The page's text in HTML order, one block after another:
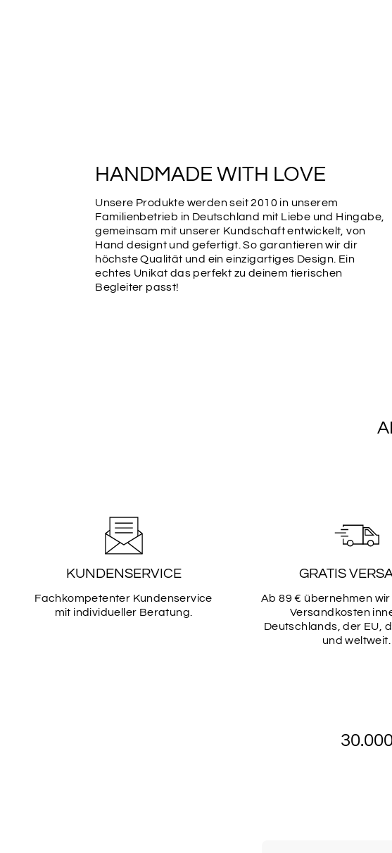
HANDMADE WITH LOVE
Unsere Produkte werden seit 2010 in unserem
Familienbetrieb in Deutschland mit Liebe und Hingabe,
gemeinsam mit unserer Kundschaft entwickelt, von
Hand designt und gefertigt. So garantieren wir dir
höchste Qualität und ein einzigartiges Design. Ein
echtes Unikat das perfekt zu deinem tierischen
Begleiter passt!
KUNDENSERVICE
Fachkompetenter Kundenservice
mit individueller Beratung.
GRATIS
Ab 89 € übernehmen
Versandkosten
Deutschlands, der EU,
und weltweit.